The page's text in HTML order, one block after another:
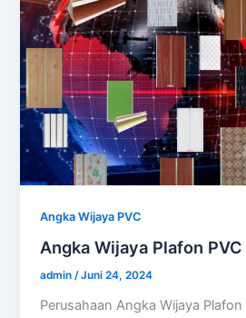
Angka Wijaya PVC
Angka Wijaya Plafon PVC
admin/Juni 24, 2024
Perusahaan Angka Wijaya